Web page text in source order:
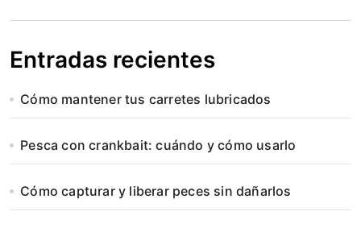
Entradas recientes
Cómo mantener tus carretes lubricados
Pesca con crankbait: cuándo y cómo usarlo
Cómo capturar y liberar peces sin dañarlos